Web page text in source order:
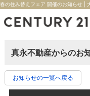
春の住み替えフェア 開催のお知らせ |
真永不動産からのお
お知らせの一覧へ戻る